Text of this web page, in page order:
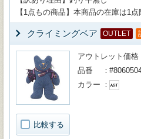
【1点もの商品】本商品の在庫は1点
クライミングベア OUTLET
比較する
アウトレット価格
品番
カラー